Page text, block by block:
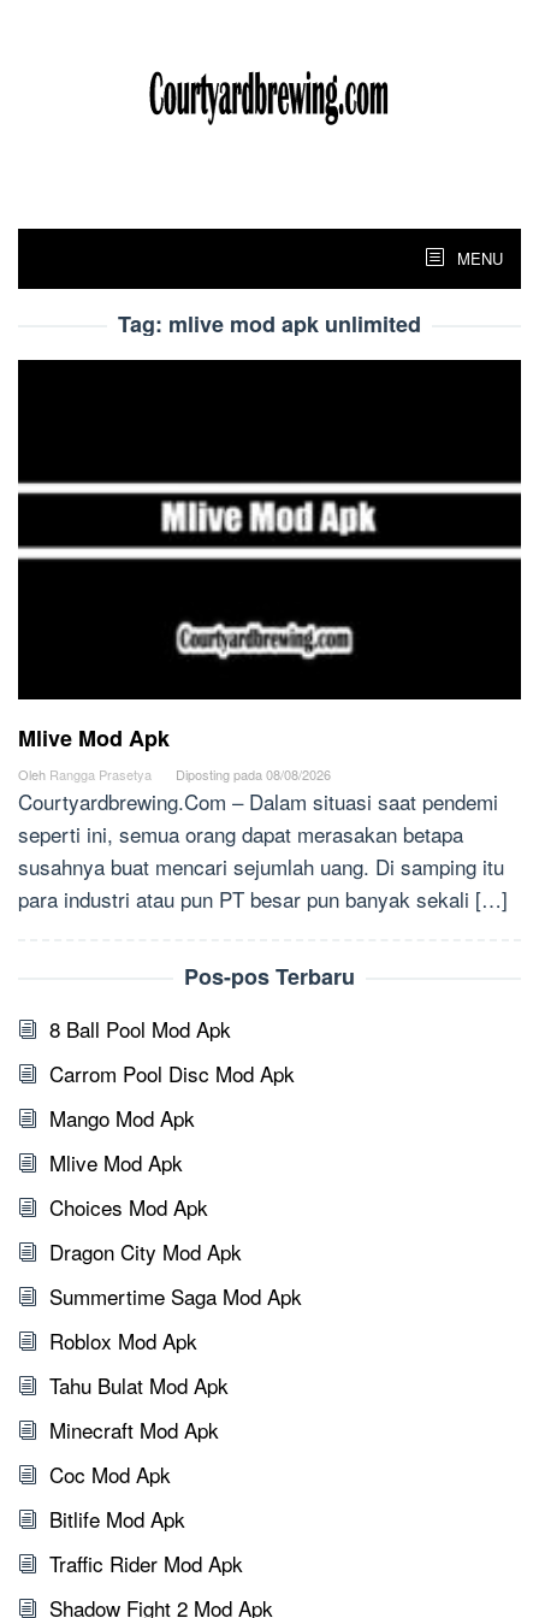
MENU
Tag: mlive mod apk unlimited
Mlive Mod Apk
Oleh Rangga Prasetya Diposting pada 08/08/2026
Courtyardbrewing.Com – Dalam situasi saat pendemi
seperti ini, semua orang dapat merasakan betapa
susahnya buat mencari sejumlah uang. Di samping itu
para industri atau pun PT besar pun banyak sekali […]
Pos-pos Terbaru
8 Ball Pool Mod Apk
Carrom Pool Disc Mod Apk
Mango Mod Apk
Mlive Mod Apk
Choices Mod Apk
Dragon City Mod Apk
Summertime Saga Mod Apk
Roblox Mod Apk
Tahu Bulat Mod Apk
Minecraft Mod Apk
Coc Mod Apk
Bitlife Mod Apk
Traffic Rider Mod Apk
Shadow Fight 2 Mod Apk